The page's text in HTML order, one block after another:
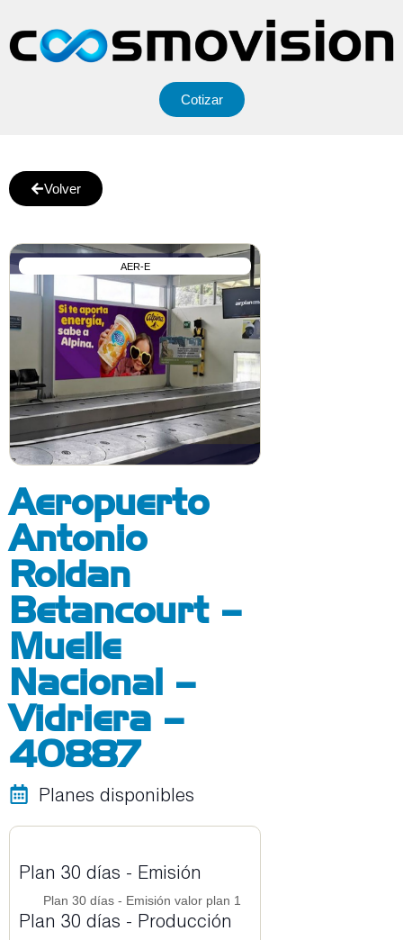
Cotizar
Volver
AER-E
Aeropuerto
Antonio
Roldan
Betancourt –
Muelle
Nacional –
Vidriera –
40887
Planes disponibles
Plan 30 días - Emisión
Plan 30 días - Emisión valor plan 1
Plan 30 días - Producción